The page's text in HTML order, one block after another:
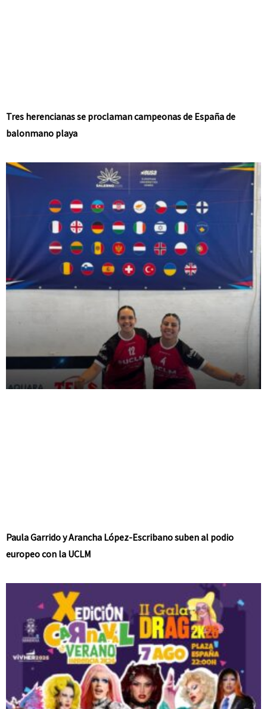
Tres herencianas se proclaman campeonas de España de
balonmano playa
Paula Garrido y Arancha López-Escribano suben al podio
europeo con la UCLM